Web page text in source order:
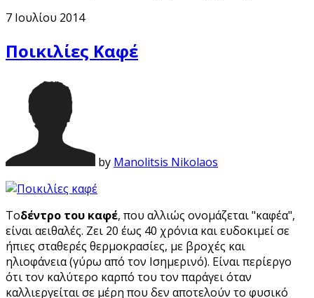
7 Ιουλίου 2014
Ποικιλίες Καφέ
by Manolitsis Nikolaos
Τοδέντρο του καφέ, που αλλιώς ονομάζεται "καφέα",
είναι αειθαλές. Ζει 20 έως 40 χρόνια και ευδοκιμεί σε
ήπιες σταθερές θερμοκρασίες, με βροχές και
ηλιοφάνεια (γύρω από τον Ισημερινό). Είναι περίεργο
ότι τον καλύτερο καρπό του τον παράγει όταν
καλλιεργείται σε μέρη που δεν αποτελούν το φυσικό